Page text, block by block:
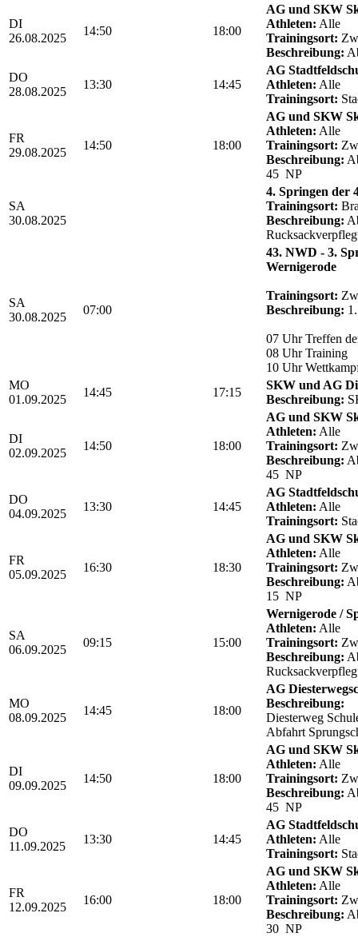
DI
26.08.2025
14:50 18:00
AG und SKW
Athleten: Alle
Trainingsort:
Beschreibung:
DO
28.08.2025
13:30 14:45
AG
Athleten: Alle
Trainingsort:
FR
29.08.2025
14:50 18:00
AG und SKW
Athleten: Alle
Trainingsort:
Beschreibung:
45 NP
SA
30.08.2025
4. Springen der
Trainingsort:
Beschreibung:
SA
30.08.2025
07:00
43. NWD - 3.
Wernigerode
Trainingsort:
Beschreibung:
07 Uhr Treffen
08 Uhr Training
10 Uhr
MO
01.09.2025
14:45 17:15
SKW und AG
Beschreibung:
DI
02.09.2025
14:50 18:00
AG und SKW
Athleten: Alle
Trainingsort:
Beschreibung:
45 NP
DO
04.09.2025
13:30 14:45
AG
Athleten: Alle
Trainingsort:
FR
05.09.2025
16:30 18:30
AG und SKW
Athleten: Alle
Trainingsort:
Beschreibung:
15 NP
SA
06.09.2025
09:15 15:00
Wernigerode /
Athleten: Alle
Trainingsort:
Beschreibung:
MO
08.09.2025
14:45 18:00
AG
Beschreibung:
Diesterweg
Abfahrt
DI
09.09.2025
14:50 18:00
AG und SKW
Athleten: Alle
Trainingsort:
Beschreibung:
45 NP
DO
11.09.2025
13:30 14:45
AG
Athleten: Alle
Trainingsort:
FR
12.09.2025
16:00 18:00
AG und SKW
Athleten: Alle
Trainingsort:
Beschreibung:
30 NP